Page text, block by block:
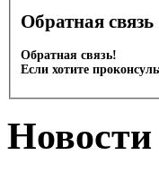
Обратная связь
Обратная связь!
Если хотите
Новости